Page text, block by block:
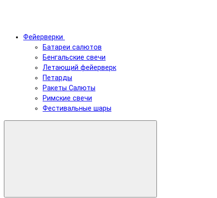
Фейерверки
Батареи салютов
Бенгальские свечи
Летающий фейерверк
Петарды
Ракеты Салюты
Римские свечи
Фестивальные шары